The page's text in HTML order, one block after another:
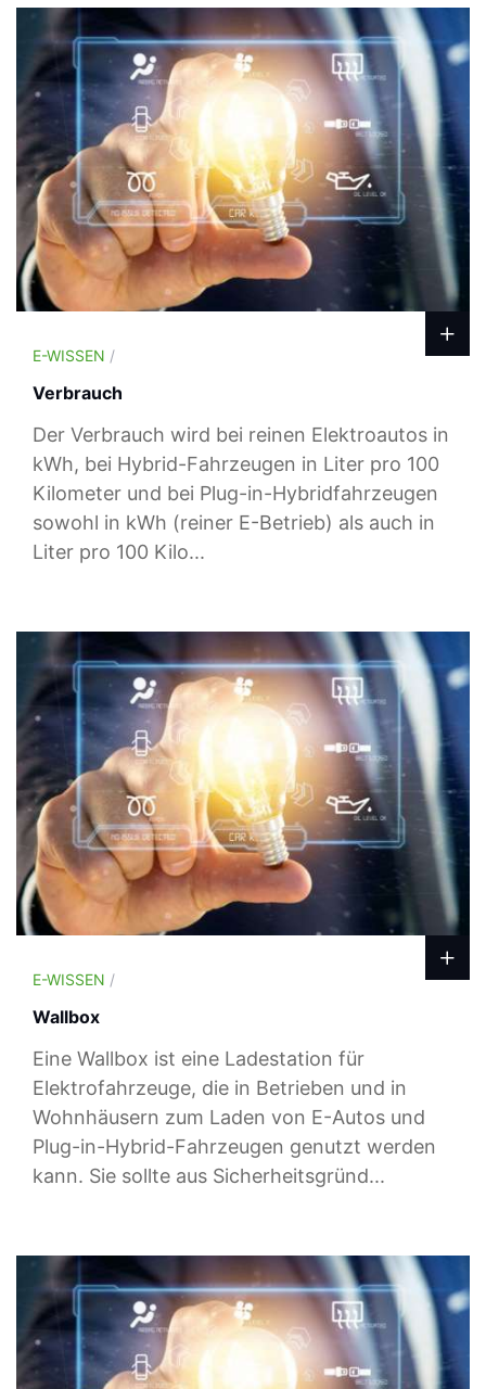
E-WISSEN /
Verbrauch
Der Verbrauch wird bei reinen Elektroautos in
kWh, bei Hybrid-Fahrzeugen in Liter pro 100
Kilometer und bei Plug-in-Hybridfahrzeugen
sowohl in kWh (reiner E-Betrieb) als auch in
Liter pro 100 Kilo...
E-WISSEN /
Wallbox
Eine Wallbox ist eine Ladestation für
Elektrofahrzeuge, die in Betrieben und in
Wohnhäusern zum Laden von E-Autos und
Plug-in-Hybrid-Fahrzeugen genutzt werden
kann. Sie sollte aus Sicherheitsgründ...